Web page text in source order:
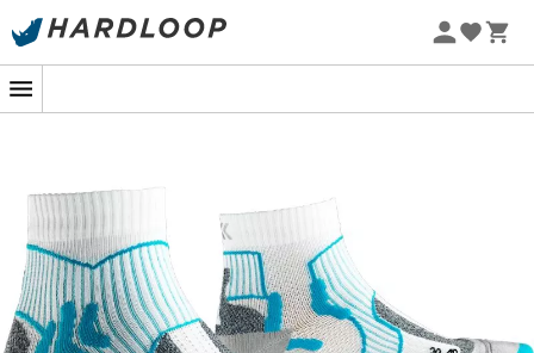
Zomeraanbiedingen 🔥 -5% EXTRA vanaf 2 producten* met
Onze favoriete schoenen, kleding &
uitrusting merken
Ortovox
Rab
La Sportiva
Lowa
Altra
Columbia
Scarpa
Vaude
Mammut
Julbo